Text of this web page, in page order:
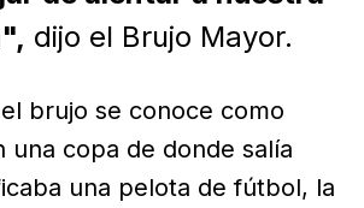
dijo el Brujo Mayor.
brujo se conoce como
una copa de donde salía
una pelota de fútbol, la